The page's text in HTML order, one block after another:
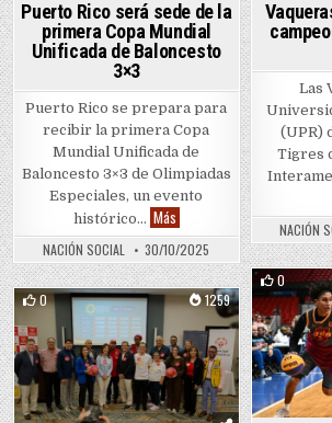
Puerto Rico será sede de la
primera Copa Mundial
Unificada de Baloncesto
3×3
Puerto Rico se prepara para
recibir la primera Copa
Mundial Unificada de
Baloncesto 3×3 de Olimpiadas
Especiales, un evento
histórico… MásPuerto Rico será sede de
NACIÓN SOCIAL 30/10/2025
Las
(UPR)
Tigres
NACIÓN
0
0 1259
Posted in